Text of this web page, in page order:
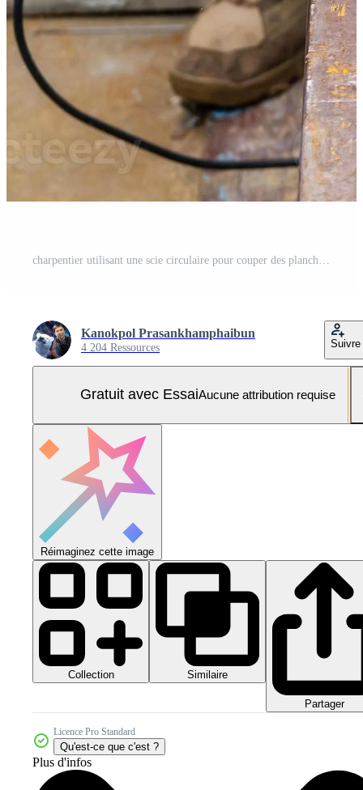
Kanokpol Prasankhamphaibun
4 204 Ressources Suivre
Gratuit avec EssaiAucune attribution requise
Réimaginez cette image
Collection Similaire
Partager
Licence Pro Standard
Qu'est-ce que c'est ?
Plus d'infos